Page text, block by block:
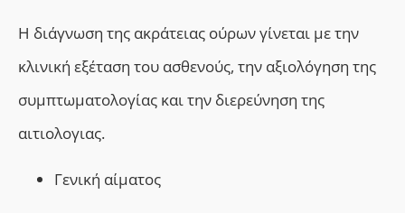
Η διάγνωση της ακράτειας ούρων γίνεται με την
κλινική εξέταση του ασθενούς, την αξιολόγηση της
συμπτωματολογίας και την διερεύνηση της
αιτιολογιας.
Γενική αίματος